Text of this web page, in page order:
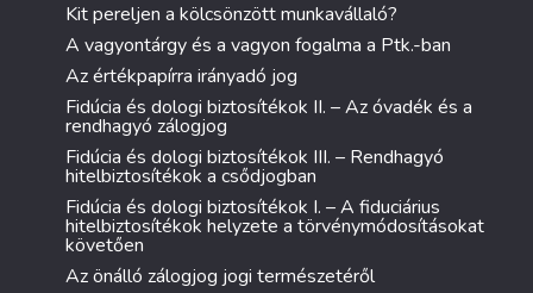
Kit pereljen a kölcsönzött munkavállaló?
A vagyontárgy és a vagyon fogalma a Ptk.-ban
Az értékpapírra irányadó jog
Fidúcia és dologi biztosítékok II. – Az óvadék és a
rendhagyó zálogjog
Fidúcia és dologi biztosítékok III. – Rendhagyó
hitelbiztosítékok a csődjogban
Fidúcia és dologi biztosítékok I. – A fiduciárius
hitelbiztosítékok helyzete a törvénymódosításokat
követően
Az önálló zálogjog jogi természetéről